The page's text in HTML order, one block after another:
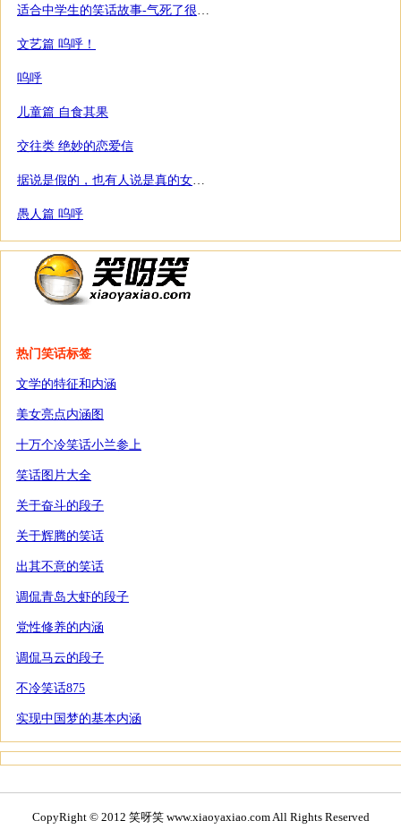
适合中学生的笑话故事-气死了很多老师的中学生作文
文艺篇 呜呼！
呜呼
儿童篇 自食其果
交往类 绝妙的恋爱信
据说是假的，也有人说是真的女孩肚里怀老鼠
愚人篇 呜呼
热门笑话标签
文学的特征和内涵
美女亮点内涵图
十万个冷笑话小兰参上
笑话图片大全
关于奋斗的段子
关于辉腾的笑话
出其不意的笑话
调侃青岛大虾的段子
党性修养的内涵
调侃马云的段子
不冷笑话875
实现中国梦的基本内涵
CopyRight © 2012 笑呀笑 www.xiaoyaxiao.com All Rights Reserved